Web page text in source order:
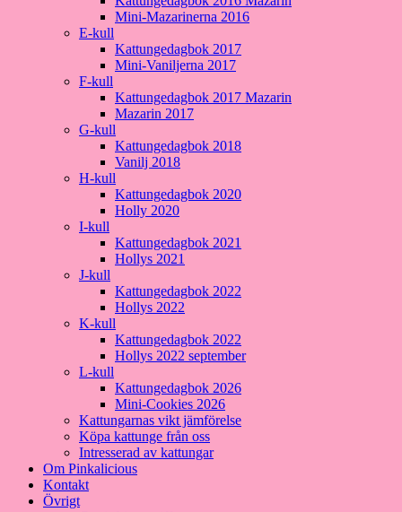
Mini-Mazarinerna 2016
E-kull
Kattungedagbok 2017
Mini-Vaniljerna 2017
F-kull
Kattungedagbok 2017 Mazarin
Mazarin 2017
G-kull
Kattungedagbok 2018
Vanilj 2018
H-kull
Kattungedagbok 2020
Holly 2020
I-kull
Kattungedagbok 2021
Hollys 2021
J-kull
Kattungedagbok 2022
Hollys 2022
K-kull
Kattungedagbok 2022
Hollys 2022 september
L-kull
Kattungedagbok 2026
Mini-Cookies 2026
Kattungarnas vikt jämförelse
Köpa kattunge från oss
Intresserad av kattungar
Om Pinkalicious
Kontakt
Övrigt